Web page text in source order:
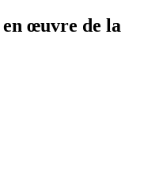
œuvre de la